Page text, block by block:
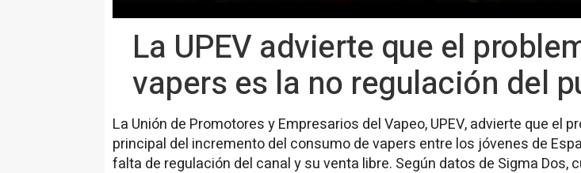
La UPEV advierte que el
vapers es la no regulación del
La Unión de Promotores y Empresarios del Vapeo, UPEV, advierte que el
principal del incremento del consumo de vapers entre los jóvenes de
falta de regulación del canal y su venta libre. Según datos de Sigma Dos,